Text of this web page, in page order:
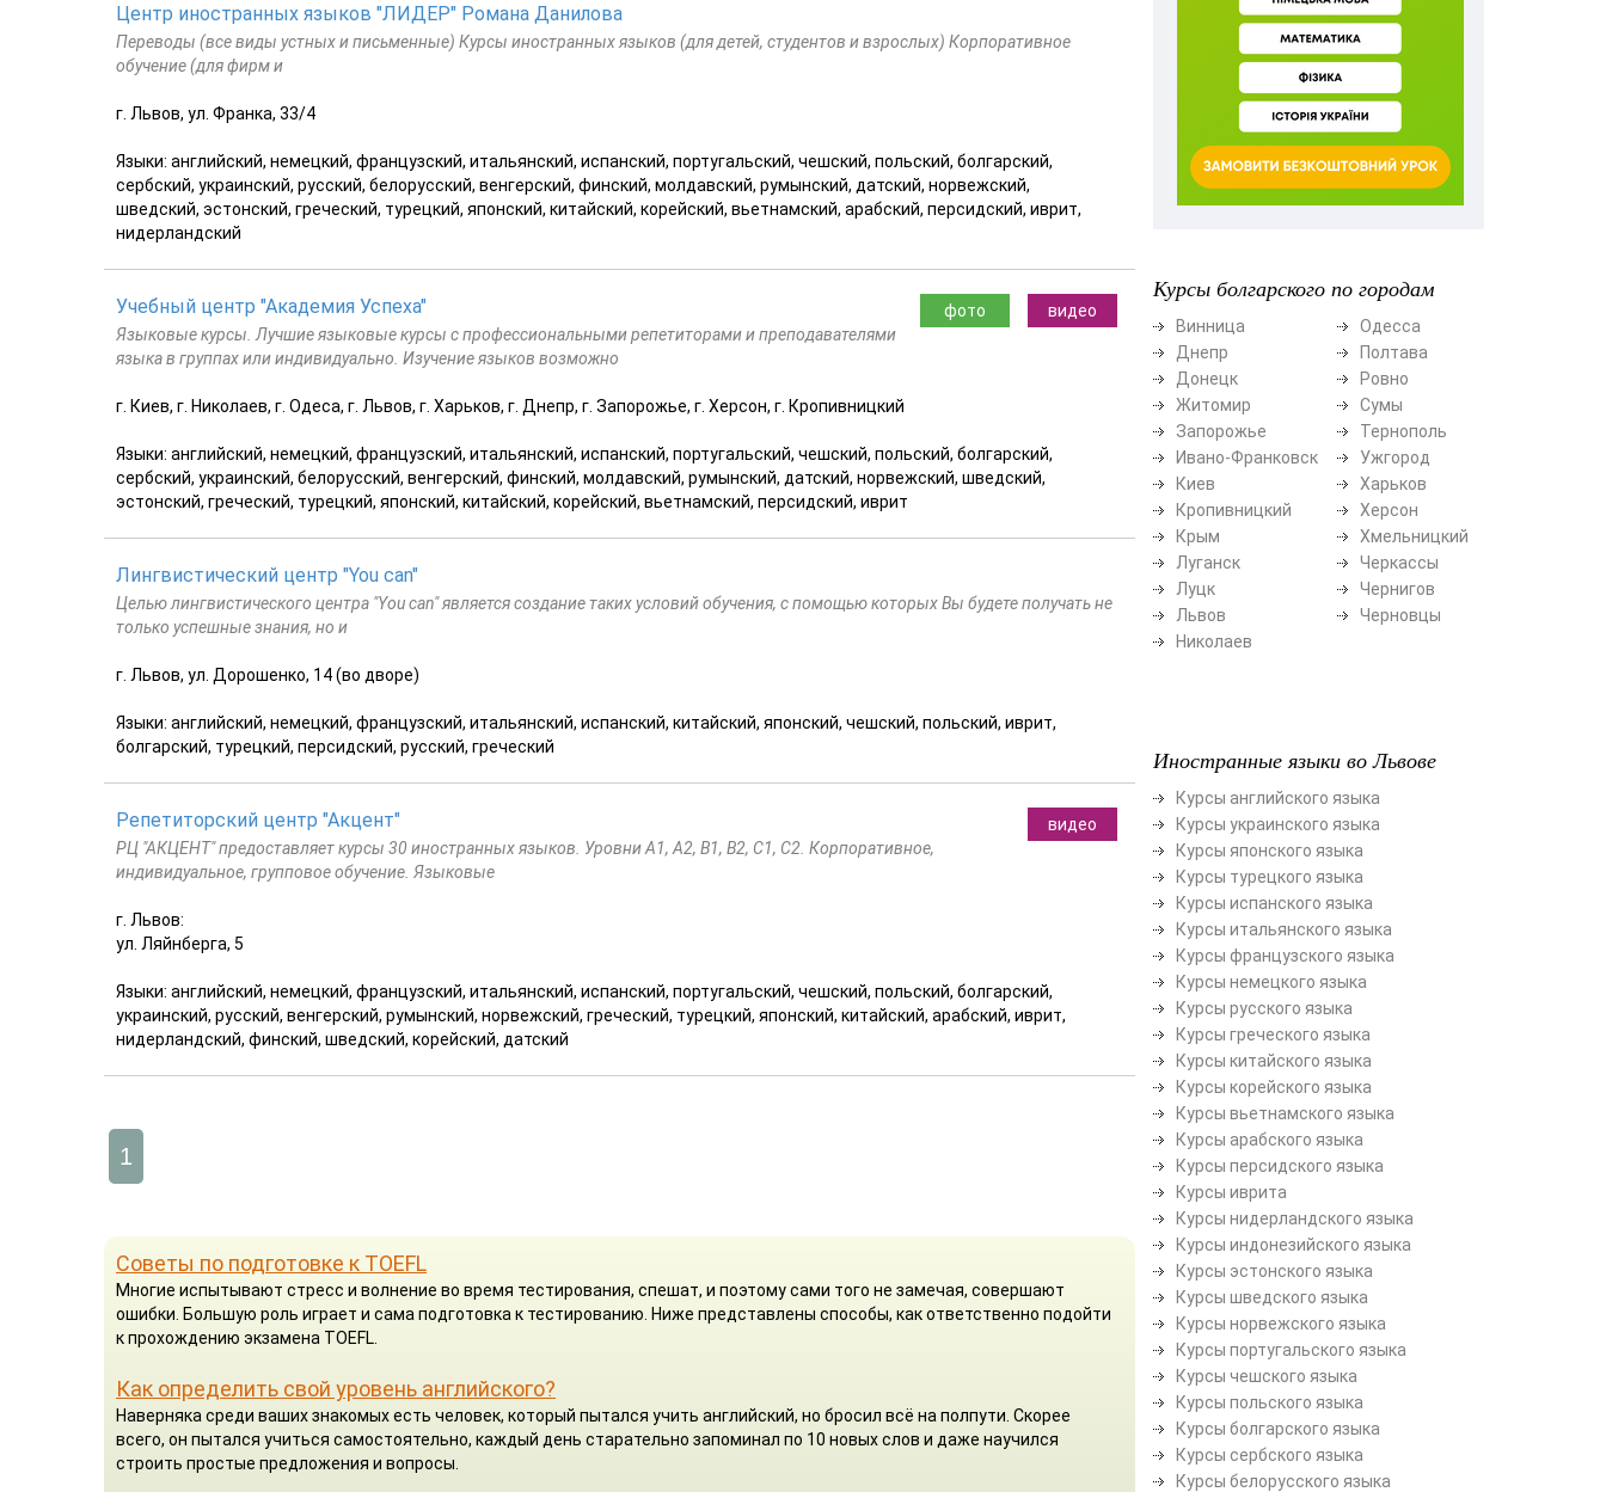
Центр иностранных языков "ЛИДЕР" Романа Данилова
Переводы (все виды устных и письменные) Курсы иностранных языков (для детей, студентов и взрослых) Корпоративное
обучение (для фирм и
г. Львов, ул. Франка, 33/4
Языки: английский, немецкий, французский, итальянский, испанский, португальский, чешский, польский, болгарский,
сербский, украинский, русский, белорусский, венгерский, финский, молдавский, румынский, датский, норвежский,
шведский, эстонский, греческий, турецкий, японский, китайский, корейский, вьетнамский, арабский, персидский, иврит,
нидерландский
видео
фото
Учебный центр "Академия Успеха"
Языковые курсы. Лучшие языковые курсы с профессиональными репетиторами и преподавателями
языка в группах или индивидуально. Изучение языков возможно
г. Киев, г. Николаев, г. Одеса, г. Львов, г. Харьков, г. Днепр, г. Запорожье, г. Херсон, г. Кропивницкий
Языки: английский, немецкий, французский, итальянский, испанский, португальский, чешский, польский, болгарский,
сербский, украинский, белорусский, венгерский, финский, молдавский, румынский, датский, норвежский, шведский,
эстонский, греческий, турецкий, японский, китайский, корейский, вьетнамский, персидский, иврит
Лингвистический центр "You can"
Целью лингвистического центра "You can" является создание таких условий обучения, с помощью которых Вы будете получать не
только успешные знания, но и
г. Львов, ул. Дорошенко, 14 (во дворе)
Языки: английский, немецкий, французский, итальянский, испанский, китайский, японский, чешский, польский, иврит,
болгарский, турецкий, персидский, русский, греческий
видео
Репетиторский центр "Акцент"
РЦ "АКЦЕНТ" предоставляет курсы 30 иностранных языков. Уровни А1, А2, В1, В2, С1, С2. Корпоративное,
индивидуальное, групповое обучение. Языковые
г. Львов:
ул. Ляйнберга, 5
Языки: английский, немецкий, французский, итальянский, испанский, португальский, чешский, польский, болгарский,
украинский, русский, венгерский, румынский, норвежский, греческий, турецкий, японский, китайский, арабский, иврит,
нидерландский, финский, шведский, корейский, датский
1
Советы по подготовке к TOEFL
Многие испытывают стресс и волнение во время тестирования, спешат, и поэтому сами того не замечая, совершают
ошибки. Большую роль играет и сама подготовка к тестированию. Ниже представлены способы, как ответственно подойти
к прохождению экзамена TOEFL.
Как определить свой уровень английского?
Наверняка среди ваших знакомых есть человек, который пытался учить английский, но бросил всё на полпути. Скорее
всего, он пытался учиться самостоятельно, каждый день старательно запоминал по 10 новых слов и даже научился
строить простые предложения и вопросы.
Курсы болгарского по городам
Винница
Днепр
Донецк
Житомир
Запорожье
Ивано-Франковск
Киев
Кропивницкий
Крым
Луганск
Луцк
Львов
Николаев
Одесса
Полтава
Ровно
Сумы
Тернополь
Ужгород
Харьков
Херсон
Хмельницкий
Черкассы
Чернигов
Черновцы
Иностранные языки во Львове
Курсы английского языка
Курсы украинского языка
Курсы японского языка
Курсы турецкого языка
Курсы испанского языка
Курсы итальянского языка
Курсы французского языка
Курсы немецкого языка
Курсы русского языка
Курсы греческого языка
Курсы китайского языка
Курсы корейского языка
Курсы вьетнамского языка
Курсы арабского языка
Курсы персидского языка
Курсы иврита
Курсы нидерландского языка
Курсы индонезийского языка
Курсы эстонского языка
Курсы шведского языка
Курсы норвежского языка
Курсы португальского языка
Курсы чешского языка
Курсы польского языка
Курсы болгарского языка
Курсы сербского языка
Курсы белорусского языка